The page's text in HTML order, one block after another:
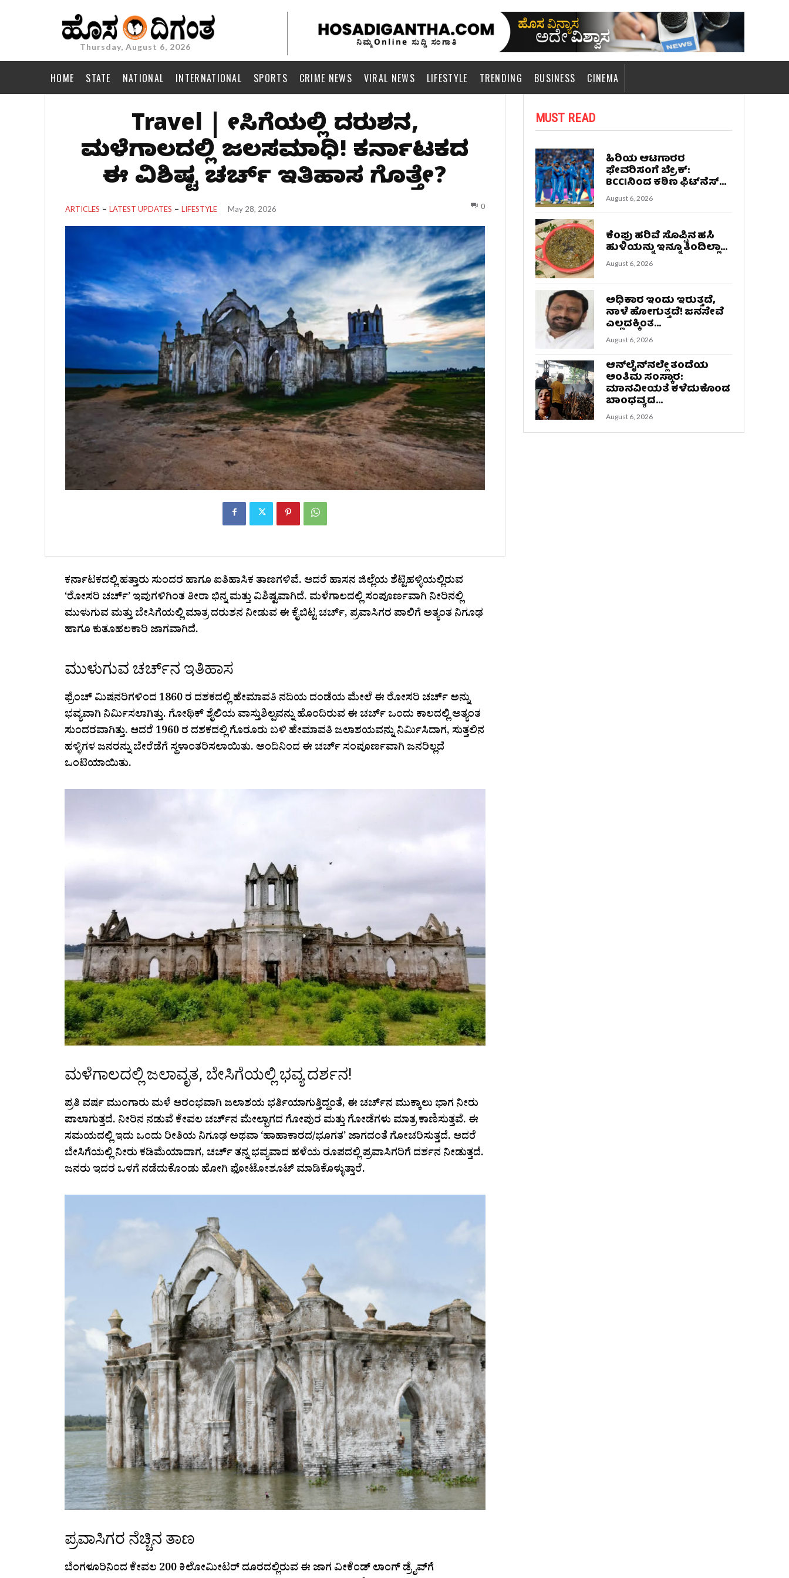
Thursday, August 6, 2026
HOME STATE NATIONAL INTERNATIONAL SPORTS CRIME NEWS VIRAL NEWS LIFESTYLE TRENDING BUSINESS CINEMA
Travel | ಬೇಸಿಗೆಯಲ್ಲಿ ದರುಶನ,
ಮಳೆಗಾಲದಲ್ಲಿ ಜಲಸಮಾಧಿ! ಕರ್ನಾಟಕದ
ಈ ವಿಶಿಷ್ಟ ಚರ್ಚ್ ಇತಿಹಾಸ ಗೊತ್ತೇ?
ARTICLES LATEST UPDATES LIFESTYLE May 28, 2026 0
ಕರ್ನಾಟಕದಲ್ಲಿ ಹತ್ತಾರು ಸುಂದರ ಹಾಗೂ ಐತಿಹಾಸಿಕ ತಾಣಗಳಿವೆ. ಆದರೆ ಹಾಸನ ಜಿಲ್ಲೆಯ ಶೆಟ್ಟಿಹಳ್ಳಿಯಲ್ಲಿರುವ
‘ರೋಸರಿ ಚರ್ಚ್’ ಇವುಗಳಿಗಿಂತ ತೀರಾ ಭಿನ್ನ ಮತ್ತು ವಿಶಿಷ್ಟವಾಗಿದೆ. ಮಳೆಗಾಲದಲ್ಲಿ ಸಂಪೂರ್ಣವಾಗಿ ನೀರಿನಲ್ಲಿ
ಮುಳುಗುವ ಮತ್ತು ಬೇಸಿಗೆಯಲ್ಲಿ ಮಾತ್ರ ದರುಶನ ನೀಡುವ ಈ ಕೈಬಿಟ್ಟ ಚರ್ಚ್, ಪ್ರವಾಸಿಗರ ಪಾಲಿಗೆ ಅತ್ಯಂತ ನಿಗೂಢ
ಹಾಗೂ ಕುತೂಹಲಕಾರಿ ಜಾಗವಾಗಿದೆ.
ಮುಳುಗುವ ಚರ್ಚ್‌ನ ಇತಿಹಾಸ
ಫ್ರೆಂಚ್ ಮಿಷನರಿಗಳಿಂದ 1860 ರ ದಶಕದಲ್ಲಿ ಹೇಮಾವತಿ ನದಿಯ ದಂಡೆಯ ಮೇಲೆ ಈ ರೋಸರಿ ಚರ್ಚ್ ಅನ್ನು
ಭವ್ಯವಾಗಿ ನಿರ್ಮಿಸಲಾಗಿತ್ತು. ಗೋಥಿಕ್ ಶೈಲಿಯ ವಾಸ್ತುಶಿಲ್ಪವನ್ನು ಹೊಂದಿರುವ ಈ ಚರ್ಚ್ ಒಂದು ಕಾಲದಲ್ಲಿ ಅತ್ಯಂತ
ಸುಂದರವಾಗಿತ್ತು. ಆದರೆ 1960 ರ ದಶಕದಲ್ಲಿ ಗೊರೂರು ಬಳಿ ಹೇಮಾವತಿ ಜಲಾಶಯವನ್ನು ನಿರ್ಮಿಸಿದಾಗ, ಸುತ್ತಲಿನ
ಹಳ್ಳಿಗಳ ಜನರನ್ನು ಬೇರೆಡೆಗೆ ಸ್ಥಳಾಂತರಿಸಲಾಯಿತು. ಅಂದಿನಿಂದ ಈ ಚರ್ಚ್ ಸಂಪೂರ್ಣವಾಗಿ ಜನರಿಲ್ಲದೆ
ಒಂಟಿಯಾಯಿತು.
ಮಳೆಗಾಲದಲ್ಲಿ ಜಲಾವೃತ, ಬೇಸಿಗೆಯಲ್ಲಿ ಭವ್ಯ ದರ್ಶನ!
ಪ್ರತಿ ವರ್ಷ ಮುಂಗಾರು ಮಳೆ ಆರಂಭವಾಗಿ ಜಲಾಶಯ ಭರ್ತಿಯಾಗುತ್ತಿದ್ದಂತೆ, ಈ ಚರ್ಚ್‌ನ ಮುಕ್ಕಾಲು ಭಾಗ ನೀರು
ಪಾಲಾಗುತ್ತದೆ. ನೀರಿನ ನಡುವೆ ಕೇವಲ ಚರ್ಚ್‌ನ ಮೇಲ್ಭಾಗದ ಗೋಪುರ ಮತ್ತು ಗೋಡೆಗಳು ಮಾತ್ರ ಕಾಣಿಸುತ್ತವೆ. ಈ
ಸಮಯದಲ್ಲಿ ಇದು ಒಂದು ರೀತಿಯ ನಿಗೂಢ ಅಥವಾ ‘ಹಾಹಾಕಾರದ/ಭೂಗತ’ ಜಾಗದಂತೆ ಗೋಚರಿಸುತ್ತದೆ. ಆದರೆ
ಬೇಸಿಗೆಯಲ್ಲಿ ನೀರು ಕಡಿಮೆಯಾದಾಗ, ಚರ್ಚ್ ತನ್ನ ಭವ್ಯವಾದ ಹಳೆಯ ರೂಪದಲ್ಲಿ ಪ್ರವಾಸಿಗರಿಗೆ ದರ್ಶನ ನೀಡುತ್ತದೆ.
ಜನರು ಇದರ ಒಳಗೆ ನಡೆದುಕೊಂಡು ಹೋಗಿ ಫೋಟೋಶೂಟ್ ಮಾಡಿಕೊಳ್ಳುತ್ತಾರೆ.
ಪ್ರವಾಸಿಗರ ನೆಚ್ಚಿನ ತಾಣ
ಬೆಂಗಳೂರಿನಿಂದ ಕೇವಲ 200 ಕಿಲೋಮೀಟರ್ ದೂರದಲ್ಲಿರುವ ಈ ಜಾಗ ವೀಕೆಂಡ್ ಲಾಂಗ್ ಡ್ರೈವ್‌ಗೆ
MUST READ
ಹಿರಿಯ ಆಟಗಾರರ
ಫೇವರಿಸಂಗೆ ಬ್ರೇಕ್:
BCCIನಿಂದ ಕಠಿಣ ಫಿಟ್‌ನೆಸ್...
August 6, 2026
ಕೆಂಪು ಹರಿವೆ ಸೊಪ್ಪಿನ ಹಸಿ
ಹುಳಿಯನ್ನು ಇನ್ನೂ ತಿಂದಿಲ್ಲಾ...
August 6, 2026
ಅಧಿಕಾರ ಇಂದು ಇರುತ್ತದೆ,
ನಾಳೆ ಹೋಗುತ್ತದೆ! ಜನಸೇವೆ
ಎಲ್ಲದಕ್ಕಿಂತ...
August 6, 2026
ಆನ್‌ಲೈನ್‌ನಲ್ಲೇ ತಂದೆಯ
ಅಂತಿಮ ಸಂಸ್ಕಾರ:
ಮಾನವೀಯತೆ ಕಳೆದುಕೊಂಡ
ಬಾಂಧವ್ಯದ...
August 6, 2026